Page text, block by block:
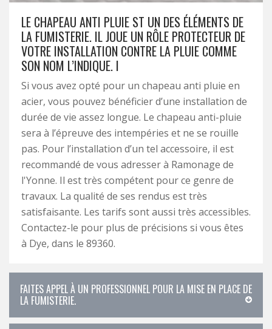
LE CHAPEAU ANTI PLUIE ST UN DES ÉLÉMENTS DE
LA FUMISTERIE. IL JOUE UN RÔLE PROTECTEUR DE
VOTRE INSTALLATION CONTRE LA PLUIE COMME
SON NOM L’INDIQUE. I
Si vous avez opté pour un chapeau anti pluie en
acier, vous pouvez bénéficier d’une installation de
durée de vie assez longue. Le chapeau anti-pluie
sera à l’épreuve des intempéries et ne se rouille
pas. Pour l’installation d’un tel accessoire, il est
recommandé de vous adresser à Ramonage de
l'Yonne. Il est très compétent pour ce genre de
travaux. La qualité de ses rendus est très
satisfaisante. Les tarifs sont aussi très accessibles.
Contactez-le pour plus de précisions si vous êtes
à Dye, dans le 89360.
FAITES APPEL À UN PROFESSIONNEL POUR LA MISE EN PLACE DE
LA FUMISTERIE.